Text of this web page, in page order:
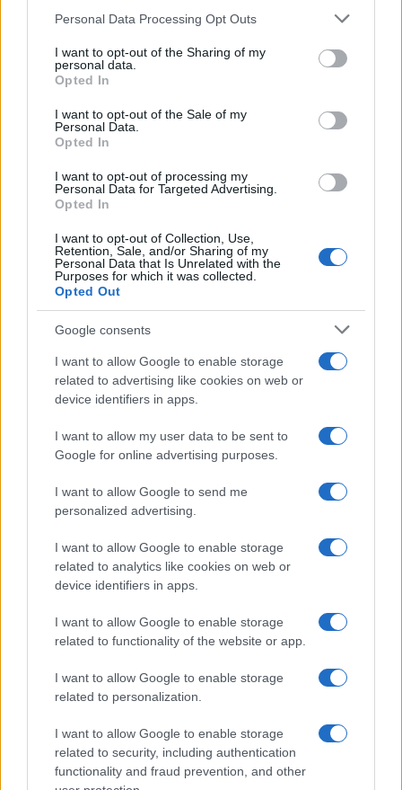
Please note that this website/app uses one or more Google
not limited to your visit or usage behaviour. You may click to
grant or deny consent to Google and its third-party tags to
use your data for below specified purposes in below Google
consent section.
Personal Data Processing Opt Outs
I want to opt-out of the Sharing of my
personal data.
Opted In
I want to opt-out of the Sale of my
Personal Data.
Opted In
I want to opt-out of processing my
Personal Data for Targeted Advertising.
Opted In
I want to opt-out of Collection, Use,
Retention, Sale, and/or Sharing of my
Personal Data that Is Unrelated with the
Purposes for which it was collected.
Opted Out
Google consents
I want to allow Google to enable storage
related to advertising like cookies on web or
device identifiers in apps.
I want to allow my user data to be sent to
Google for online advertising purposes.
I want to allow Google to send me
personalized advertising.
I want to allow Google to enable storage
related to analytics like cookies on web or
device identifiers in apps.
I want to allow Google to enable storage
related to functionality of the website or app.
I want to allow Google to enable storage
related to personalization.
I want to allow Google to enable storage
related to security, including authentication
functionality and fraud prevention, and other
Novák Előd egyébként összesen 52 azonnali
kérdést nyújtott be – a zsidózós kérdés, amit
végül feltett, az utolsó volt a sorban. Az
elnöklő Latorcai János számos azonnali
kérdés számát ismertetve jelezte, a Mi
Hazánk frakcióvezetője úgy nyilatkozott,
ezen azonnali kérdések esetén személyes
ismerteti a történteket a lap.
A Mi Hazánk politikusa szerint a
Lesújtva fogadtuk a hírt: meghalt a Rebbe
bizalmasa